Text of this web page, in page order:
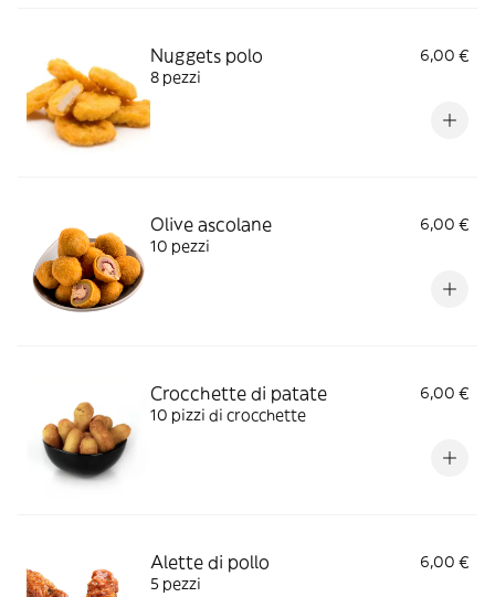
Nuggets polo
6,00 €
8 pezzi
Olive ascolane
6,00 €
10 pezzi
Crocchette di patate
6,00 €
10 pizzi di crocchette
Alette di pollo
6,00 €
5 pezzi